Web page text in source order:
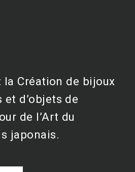
la Création de bijoux
d’objets de
de l’Art du
japonais.